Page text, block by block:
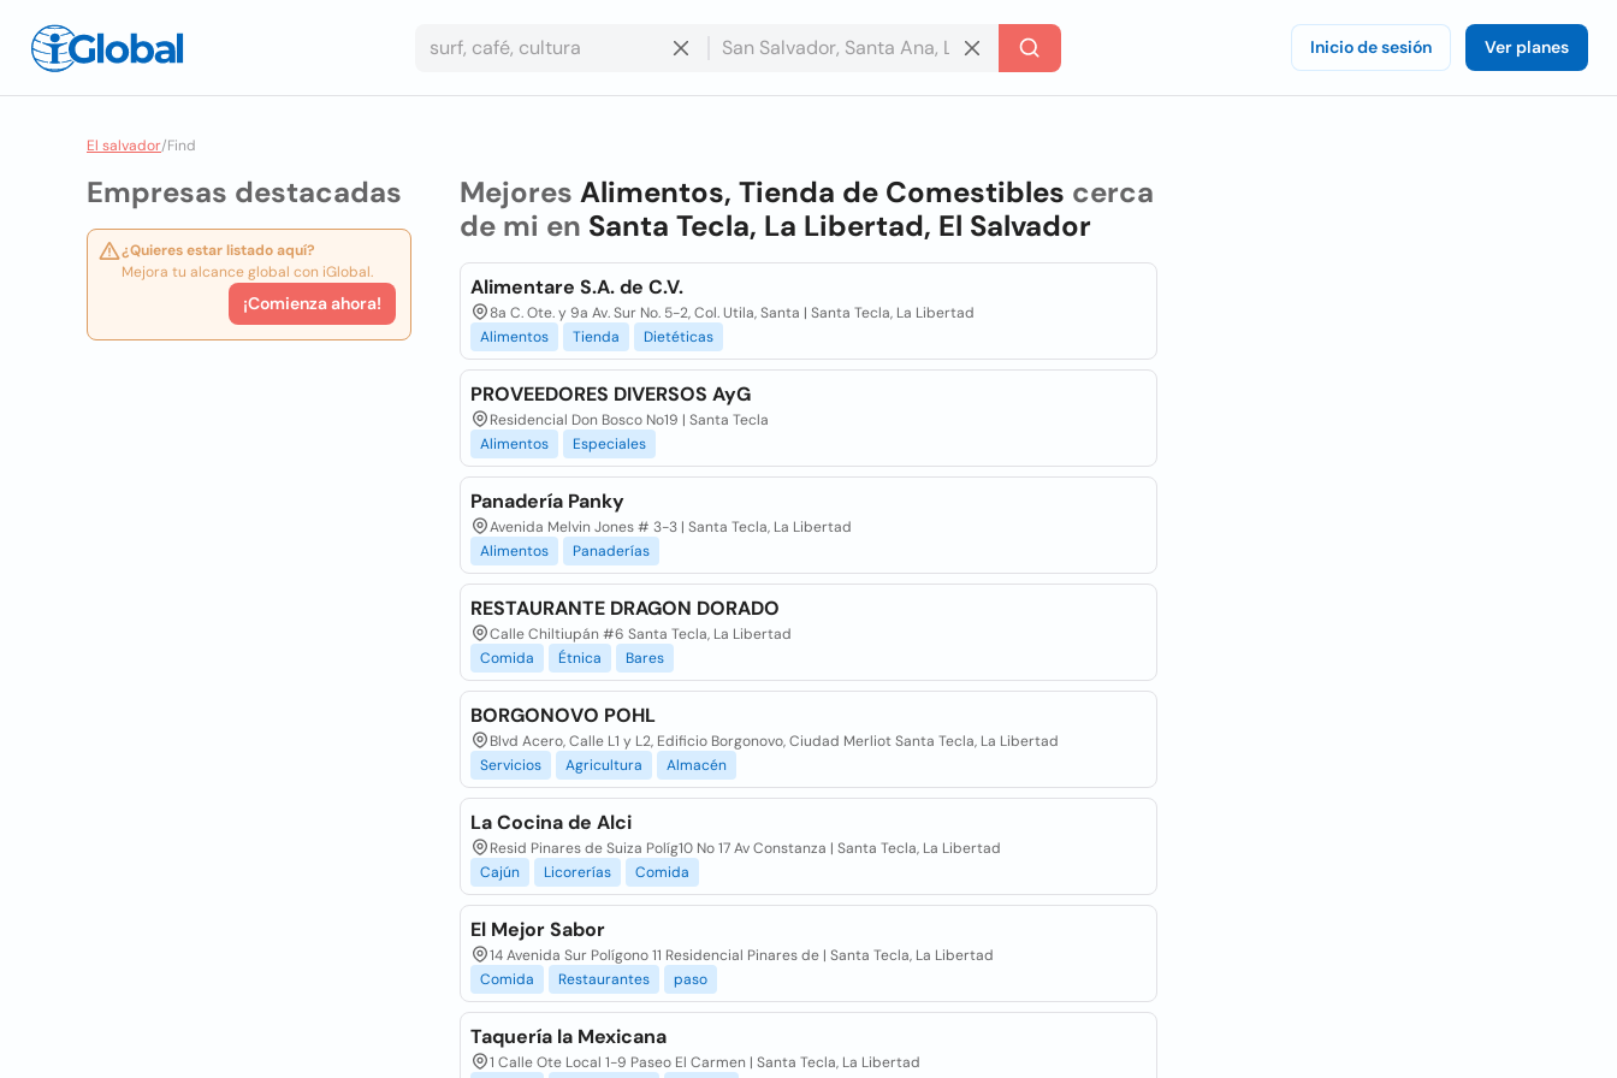
Inicio de sesión Ver planes
El salvador/Find
Empresas destacadas
¿Quieres estar listado aquí?
Mejora tu alcance global con iGlobal.
¡Comienza ahora!
Mejores Alimentos, Tienda de Comestibles cerca
de mi en Santa Tecla, La Libertad, El Salvador
Alimentare S.A. de C.V.
8a C. Ote. y 9a Av. Sur No. 5-2, Col. Utila, Santa | Santa Tecla, La Libertad
Alimentos
Tienda Dietéticas
PROVEEDORES DIVERSOS AyG
Residencial Don Bosco No19 | Santa Tecla
Alimentos
Especiales
Panadería Panky
Avenida Melvin Jones # 3-3 | Santa Tecla, La Libertad
Alimentos
Panaderías
RESTAURANTE DRAGON DORADO
Calle Chiltiupán #6 Santa Tecla, La Libertad
Comida
Étnica Bares
BORGONOVO POHL
Blvd Acero, Calle L1 y L2, Edificio Borgonovo, Ciudad Merliot Santa Tecla, La Libertad
Servicios
Agricultura Almacén
La Cocina de Alci
Resid Pinares de Suiza Políg10 No 17 Av Constanza | Santa Tecla, La Libertad
Cajún
Licorerías Comida
El Mejor Sabor
14 Avenida Sur Polígono 11 Residencial Pinares de | Santa Tecla, La Libertad
Comida
Restaurantes paso
Taquería la Mexicana
1 Calle Ote Local 1-9 Paseo El Carmen | Santa Tecla, La Libertad